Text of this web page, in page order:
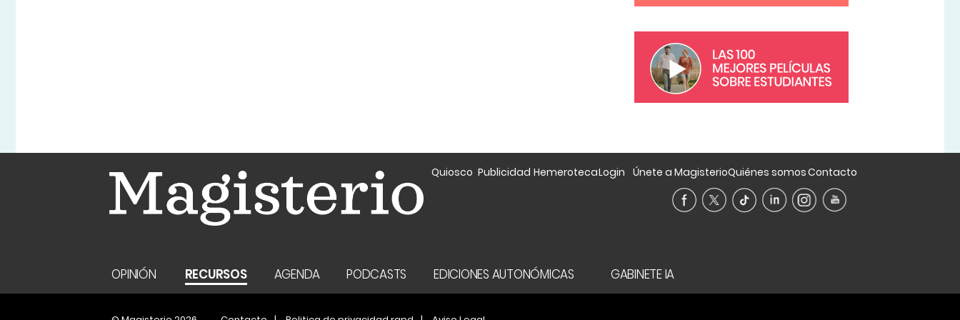
Quiosco Publicidad HemerotecaLogin Únete a MagisterioQuiénes somosContacto
OPINIÓN RECURSOS AGENDA PODCASTS EDICIONES AUTONÓMICAS GABINETE IA